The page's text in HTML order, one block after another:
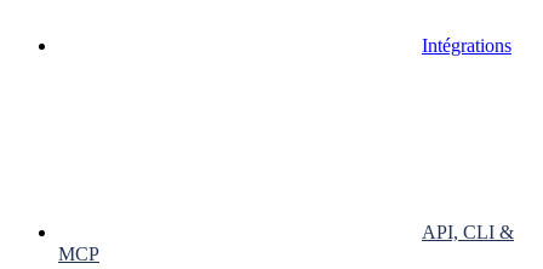
Intégrations
API, CLI &
MCP